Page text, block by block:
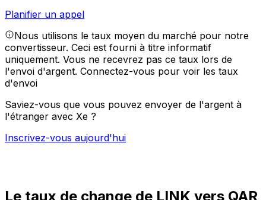
Planifier un appel
Nous utilisons le taux moyen du marché pour notre
convertisseur. Ceci est fourni à titre informatif
uniquement. Vous ne recevrez pas ce taux lors de
l'envoi d'argent. Connectez-vous pour voir les taux
d'envoi
Saviez-vous que vous pouvez envoyer de l'argent à
l'étranger avec Xe ?
Inscrivez-vous aujourd'hui
Le taux de change de LINK vers QAR